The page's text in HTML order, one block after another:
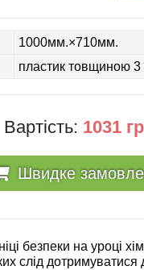
1000мм.×710мм.
пластик товщиною
Вартість: 1031
Швидке
безпеки на уроці
слід